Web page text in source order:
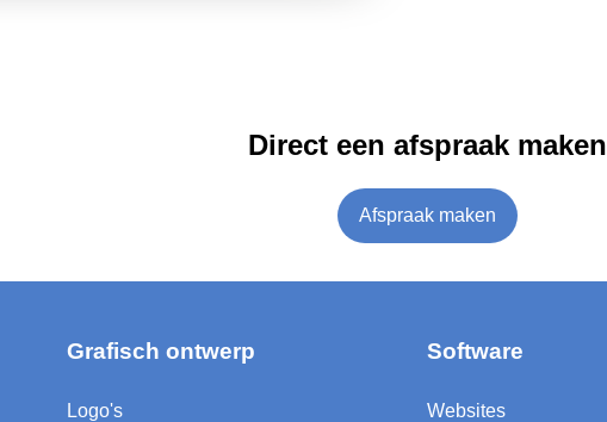
Direct een afspraak maken
Afspraak maken
Grafisch ontwerp
Logo's
Software
Websites